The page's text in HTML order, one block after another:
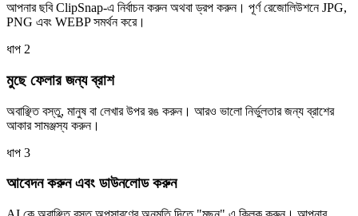
আপনার ছবি ClipSnap-এ নির্বাচন করুন অথবা ড্রপ করুন। পূর্ণ রেজোলিউশনে JPG,
PNG এবং WEBP সমর্থন করে।
ধাপ 2
মুছে ফেলার জন্য ব্রাশ
অবাঞ্ছিত বস্তু, মানুষ বা লেখার উপর রঙ করুন। আরও ভালো নির্ভুলতার জন্য ব্রাশের
আকার সামঞ্জস্য করুন।
ধাপ 3
আবেদন করুন এবং ডাউনলোড করুন